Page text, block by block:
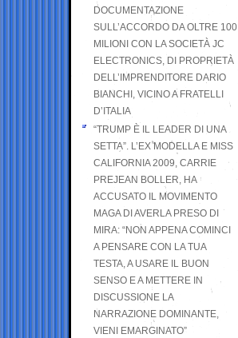
DOCUMENTAZIONE
SULL’ACCORDO DA OLTRE 100
MILIONI CON LA SOCIETÀ JC
ELECTRONICS, DI PROPRIETÀ
DELL’IMPRENDITORE DARIO
BIANCHI, VICINO A FRATELLI
D’ITALIA
“TRUMP È IL LEADER DI UNA
SETTA”. L’EX MODELLA E MISS
CALIFORNIA 2009, CARRIE
PREJEAN BOLLER, HA
ACCUSATO IL MOVIMENTO
MAGA DI AVERLA PRESO DI
MIRA: “NON APPENA COMINCI
A PENSARE CON LA TUA
TESTA, A USARE IL BUON
SENSO E A METTERE IN
DISCUSSIONE LA
NARRAZIONE DOMINANTE,
VIENI EMARGINATO”